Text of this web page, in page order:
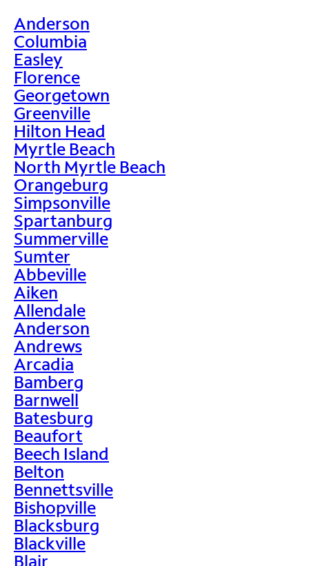
Anderson
Columbia
Easley
Florence
Georgetown
Greenville
Hilton Head
Myrtle Beach
North Myrtle Beach
Orangeburg
Simpsonville
Spartanburg
Summerville
Sumter
Abbeville
Aiken
Allendale
Anderson
Andrews
Arcadia
Bamberg
Barnwell
Batesburg
Beaufort
Beech Island
Belton
Bennettsville
Bishopville
Blacksburg
Blackville
Blair